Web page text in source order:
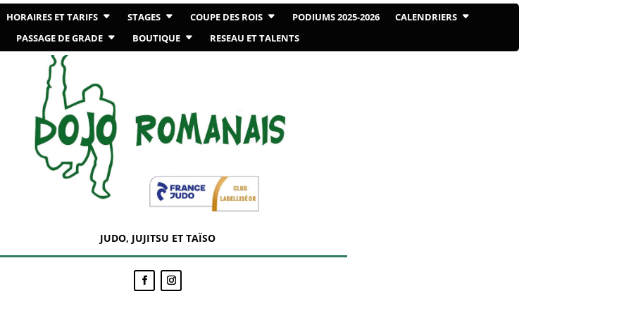
HORAIRES ET TARIFS STAGES COUPE DES ROIS PODIUMS 2025-2026
CALENDRIERS
PASSAGE DE GRADE
BOUTIQUE RESEAU ET TALENTS
JUDO, JUJITSU ET TAÏSO